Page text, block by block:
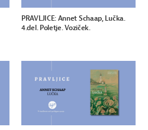
PRAVLJICE: Annet Schaap, Lučka.
4.del. Poletje. Voziček.